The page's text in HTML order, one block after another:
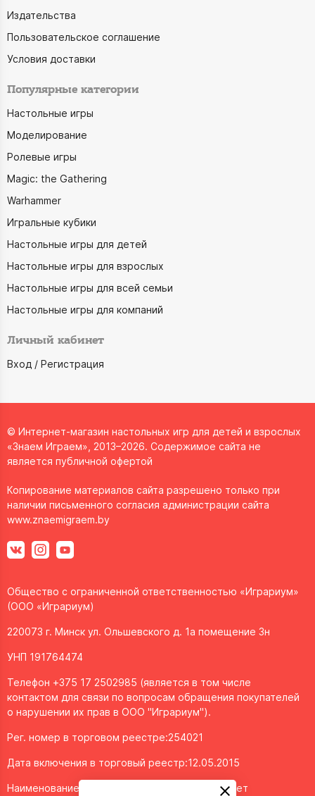
Издательства
Пользовательское соглашение
Условия доставки
Популярные категории
Настольные игры
Моделирование
Ролевые игры
Magic: the Gathering
Warhammer
Игральные кубики
Настольные игры для детей
Настольные игры для взрослых
Настольные игры для всей семьи
Настольные игры для компаний
Личный кабинет
Вход / Регистрация
© Интернет-магазин настольных игр для детей и взрослых
«Знаем Играем», 2013–2026. Содержимое сайта не
является публичной офертой
Копирование материалов сайта разрешено только при
наличии письменного согласия администрации сайта
www.znaemigraem.by
Общество с ограниченной ответственностью «Играриум»
(ООО «Играриум)
220073 г. Минск ул. Ольшевского д. 1а помещение 3н
УНП 191764474
Телефон +375 17 2502985 (является в том числе
контактом для связи по вопросам обращения покупателей
о нарушении их прав в ООО "Играриум").
Рег. номер в торговом реестре:254021
Дата включения в торговый реестр:12.05.2015
Наименование объекта/доменное имя интернет